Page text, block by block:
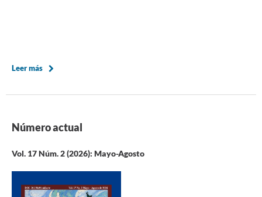
Leer más
Número actual
Vol. 17 Núm. 2 (2026): Mayo-Agosto